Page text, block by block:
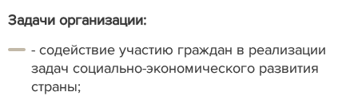
Задачи организации:
- содействие участию граждан в реализации
задач социально-экономического развития
страны;